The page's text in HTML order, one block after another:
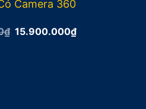
Camera 360
₫ Giá
15.900.000₫Giá